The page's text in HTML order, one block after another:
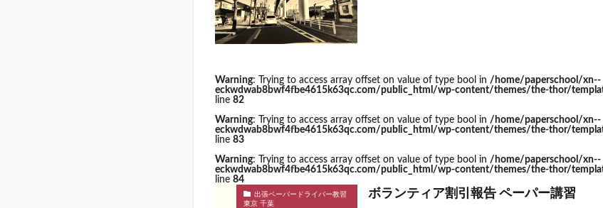
Warning: Trying to access array offset on value of type bool in /home/paperschool/xn--
eckwdwab8bwf4fbe4615k63qc.com/public_html/wp-content/themes/the-thor/
line 82
Warning: Trying to access array offset on value of type bool in /home/paperschool/xn--
eckwdwab8bwf4fbe4615k63qc.com/public_html/wp-content/themes/the-thor/
line 83
Warning: Trying to access array offset on value of type bool in /home/paperschool/xn--
eckwdwab8bwf4fbe4615k63qc.com/public_html/wp-content/themes/the-thor/
line 84
出張ペーパードライバー教習
東京 千葉
ボランティア割引報告 ペーパー講習